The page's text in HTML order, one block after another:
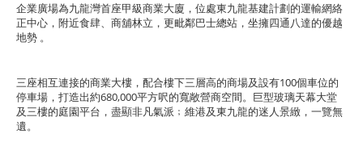
企業廣場為九龍灣首座甲級商業大廈，位處東九龍基建計劃的運輸網絡
正中心，附近食肆、商舖林立，更毗鄰巴士總站，坐擁四通八達的優越
地勢 。
三座相互連接的商業大樓，配合樓下三層高的商場及設有100個車位的
停車場，打造出約680,000平方呎的寬敞營商空間。巨型玻璃天幕大堂
及三樓的庭園平台，盡顯非凡氣派﹔維港及東九龍的迷人景緻，一覽無
遺。